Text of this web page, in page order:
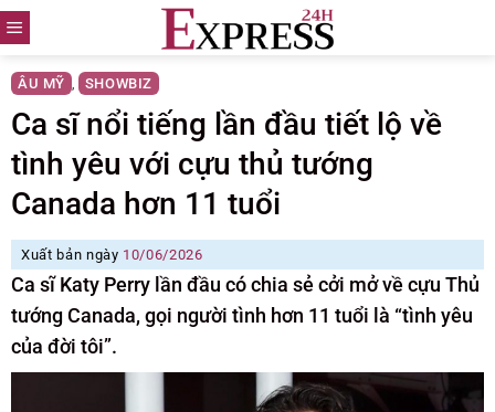
Skip
to
content
ÂU MỸ , SHOWBIZ
Ca sĩ nổi tiếng lần đầu tiết lộ về
tình yêu với cựu thủ tướng
Canada hơn 11 tuổi
Xuất bản ngày 10/06/2026
Ca sĩ Katy Perry lần đầu có chia sẻ cởi mở về cựu Thủ
tướng Canada, gọi người tình hơn 11 tuổi là “tình yêu
của đời tôi”.